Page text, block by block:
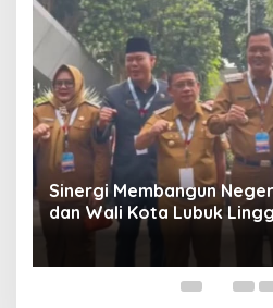
Sinergi Membangun
dan Wali Kota Lubuk
2026 Di Sentul,